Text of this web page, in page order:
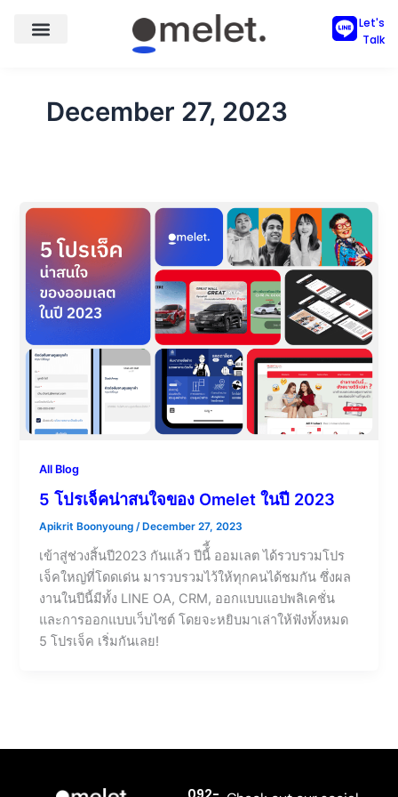
Let's
Talk
December 27, 2023
All Blog
5 โปรเจ็คน่าสนใจของ Omelet ในปี 2023
Apikrit Boonyoung /December 27, 2023
เข้าสู่ช่วงสิ้นปี2023 กันแล้ว ปีนี้ี้ ออมเลต ได้รวบรวมโปร
เจ็คใหญ่ที่โดดเด่น มารวบรวมไว้ให้ทุกคนได้ชมกัน ซึ่งผล
งานในปีนี้มีทั้ง LINE OA, CRM, ออกแบบแอปพลิเคชั่น
และการออกแบบเว็บไซต์ โดยจะหยิบมาเล่าให้ฟังทั้งหมด
5 โปรเจ็ค เริ่มกันเลย!